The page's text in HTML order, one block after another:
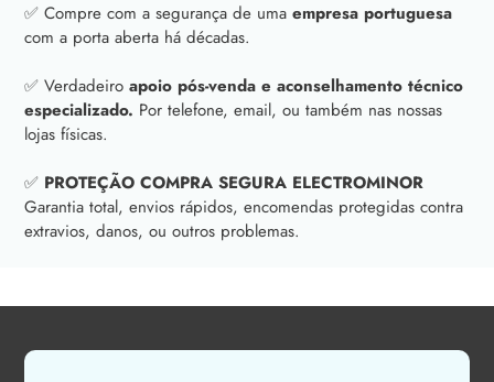
✅ Compre com a segurança de uma empresa portuguesa
com a porta aberta há décadas.
✅ Verdadeiro apoio pós-venda e aconselhamento técnico
especializado. Por telefone, email, ou também nas nossas
lojas físicas.
✅ PROTEÇÃO COMPRA SEGURA ELECTROMINOR
Garantia total, envios rápidos, encomendas protegidas contra
extravios, danos, ou outros problemas.